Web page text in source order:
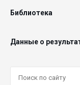
Библиотека
Данные о